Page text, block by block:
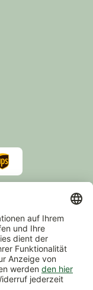
zzgl.Versand
Gutscheine und